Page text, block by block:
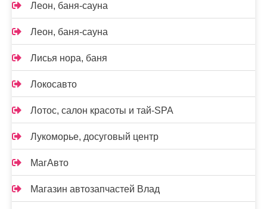
Леон, баня-сауна
Леон, баня-сауна
Лисья нора, баня
Локосавто
Лотос, салон красоты и тай-SPA
Лукоморье, досуговый центр
МагАвто
Магазин автозапчастей Влад